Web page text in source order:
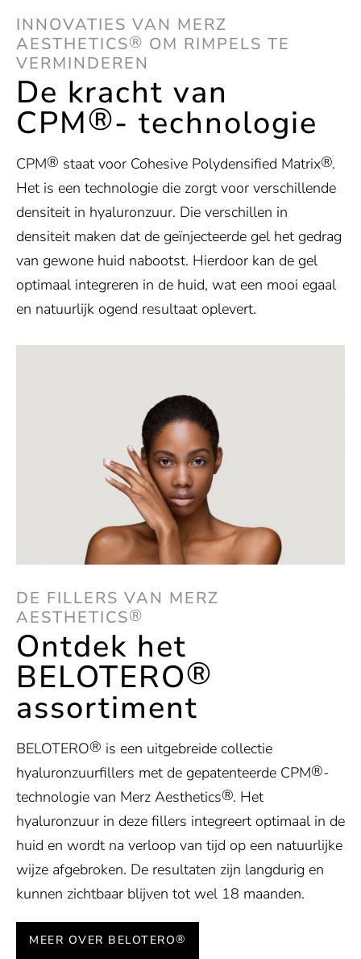
INNOVATIES VAN MERZ
AESTHETICS® OM RIMPELS TE
VERMINDEREN
De kracht van
CPM®- technologie
CPM® staat voor Cohesive Polydensified Matrix®.
Het is een technologie die zorgt voor verschillende
densiteit in hyaluronzuur. Die verschillen in
densiteit maken dat de geïnjecteerde gel het gedrag
van gewone huid nabootst. Hierdoor kan de gel
optimaal integreren in de huid, wat een mooi egaal
en natuurlijk ogend resultaat oplevert.
DE FILLERS VAN MERZ
AESTHETICS®
Ontdek het
BELOTERO®
assortiment
BELOTERO® is een uitgebreide collectie
hyaluronzuurfillers met de gepatenteerde CPM®-
technologie van Merz Aesthetics®. Het
hyaluronzuur in deze fillers integreert optimaal in de
huid en wordt na verloop van tijd op een natuurlijke
wijze afgebroken. De resultaten zijn langdurig en
kunnen zichtbaar blijven tot wel 18 maanden.
MEER OVER BELOTERO®